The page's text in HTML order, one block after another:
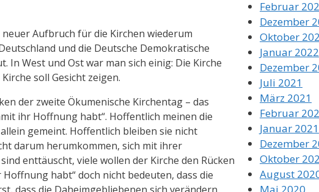
Aufbruch für die Kirchen wiederum
und die Deutsche Demokratische
In West und Ost war man sich einig: Die Kirche
soll Gesicht zeigen.
der zweite Ökumenische Kirchentag – das
ihr Hoffnung habt“. Hoffentlich meinen die
gemeint. Hoffentlich bleiben sie nicht
darum herumkommen, sich mit ihrer
enttäuscht, viele wollen der Kirche den Rücken
habt“ doch nicht bedeuten, dass die
Februar
Dezember
Oktober
Januar 2022
Dezember
Juli 2021
März 2021
Februar
Januar 2021
Dezember
Oktober
August
Mai 2020